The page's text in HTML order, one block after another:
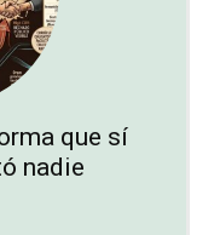
que sí
nadie